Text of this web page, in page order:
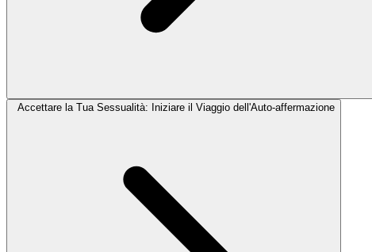
Accettare la Tua Sessualità: Iniziare il Viaggio dell'Auto-affermazione